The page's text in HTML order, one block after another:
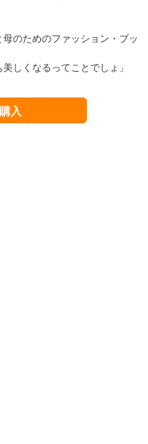
のためのファッション・ブッ
しくなるってことでしょ」
入